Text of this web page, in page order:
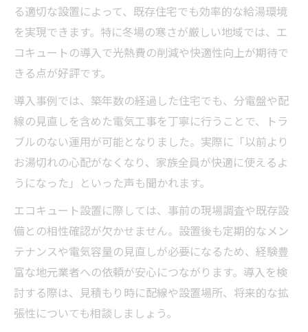
る適切な設置によって、既存住宅でも効率的な給湯環境
を実現できます。特に冬場の寒さが厳しい地域では、エ
コキュートの導入で光熱費の削減や快適性向上が期待で
きる点が好評です。
導入事例では、築年数の経過した住宅でも、分電盤や配
線の見直しを含めた電気工事を丁寧に行うことで、トラ
ブルのない運用が可能となりました。実際に「以前より
お湯切れの心配がなくなり、家族全員が快適に使えるよ
うになった」といった声も聞かれます。
エコキュート設置に際しては、事前の現場調査や既存設
備との相性確認が欠かせません。設置後も定期的なメン
テナンスや電気容量の見直しが必要になるため、経験豊
富な地元業者への依頼が安心につながります。導入を検
討する際は、見積もり時に配線や設置場所、将来的な拡
張性についても相談しましょう。